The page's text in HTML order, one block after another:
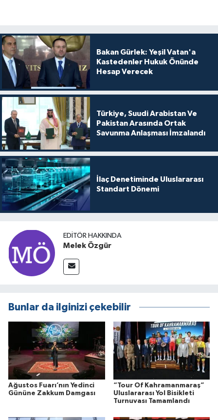
Bakan Gürlek: Yeşil Vatan'a
Kastedenler Hukuk Önünde
Hesap Verecek
Türkiye, Suudi Arabistan Ve
Pakistan Arasında Ortak
Savunma Anlaşması İmzalandı
İlaç Denetiminde Uluslararası
Standart Dönemi
EDITÖR HAKKINDA
Melek Özgür
Bunlar da ilginizi çekebilir
Ağustos Fuarı’nın Yedinci
Gününe Zakkum Damgası
“Tour Of Kahramanmaraş”
Uluslararası Yol Bisikleti
Turnuvası Tamamlandı